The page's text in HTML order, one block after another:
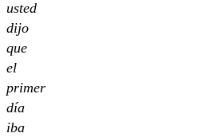
usted
dijo
que
el
primer
día
iba